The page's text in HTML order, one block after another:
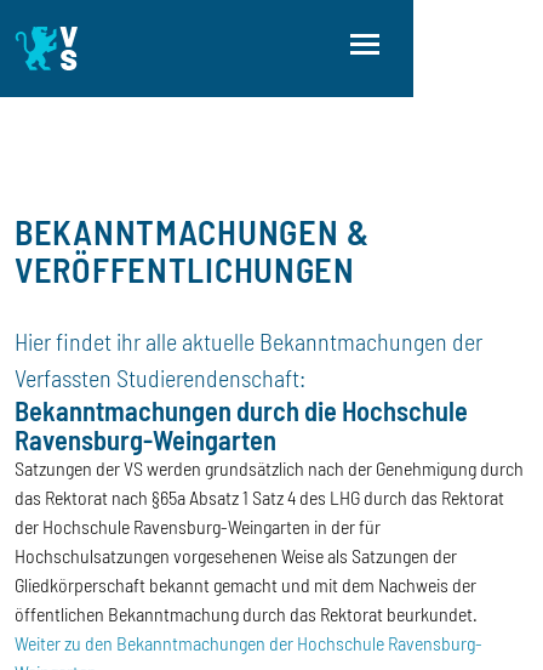
BEKANNTMACHUNGEN &
VERÖFFENTLICHUNGEN
Hier findet ihr alle aktuelle Bekanntmachungen der
Verfassten Studierendenschaft:
Bekanntmachungen durch die Hochschule
Ravensburg-Weingarten
Satzungen der VS werden grundsätzlich nach der Genehmigung durch
das Rektorat nach §65a Absatz 1 Satz 4 des LHG durch das Rektorat
der Hochschule Ravensburg-Weingarten in der für
Hochschulsatzungen vorgesehenen Weise als Satzungen der
Gliedkörperschaft bekannt gemacht und mit dem Nachweis der
öffentlichen Bekanntmachung durch das Rektorat beurkundet.
Weiter zu den Bekanntmachungen der Hochschule Ravensburg-